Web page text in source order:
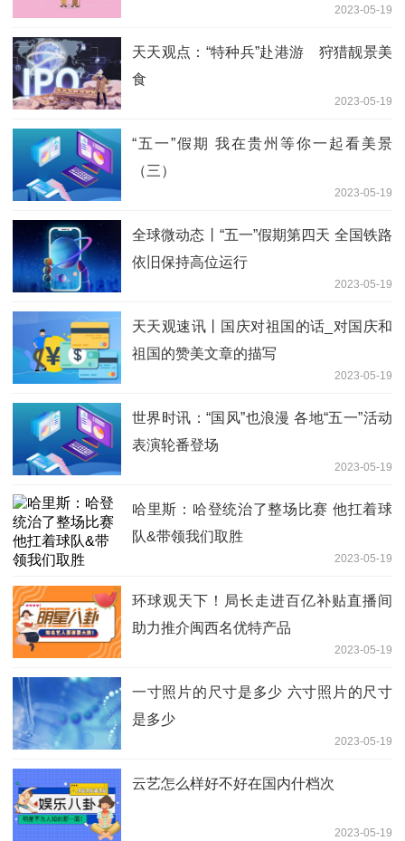
2023-05-19
天天观点：“特种兵”赴港游 狩猎靓景美
食
2023-05-19
“五一”假期 我在贵州等你一起看美景
（三）
2023-05-19
全球微动态丨“五一”假期第四天 全国铁路
依旧保持高位运行
2023-05-19
天天观速讯丨国庆对祖国的话_对国庆和
祖国的赞美文章的描写
2023-05-19
世界时讯：“国风”也浪漫 各地“五一”活动
表演轮番登场
2023-05-19
哈里斯：哈登统治了整场比赛 他扛着球
队&带领我们取胜
2023-05-19
环球观天下！局长走进百亿补贴直播间
助力推介闽西名优特产品
2023-05-19
一寸照片的尺寸是多少 六寸照片的尺寸
是多少
2023-05-19
云艺怎么样好不好在国内什档次
2023-05-19